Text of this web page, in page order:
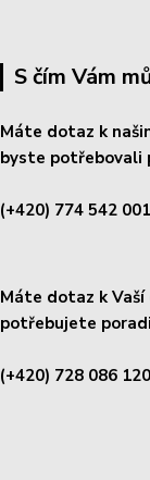
S čím Vám
Máte dotaz k
byste potřebovali
(+420) 774 542 001
Máte dotaz k Vaší
potřebujete
(+420) 728 086 120